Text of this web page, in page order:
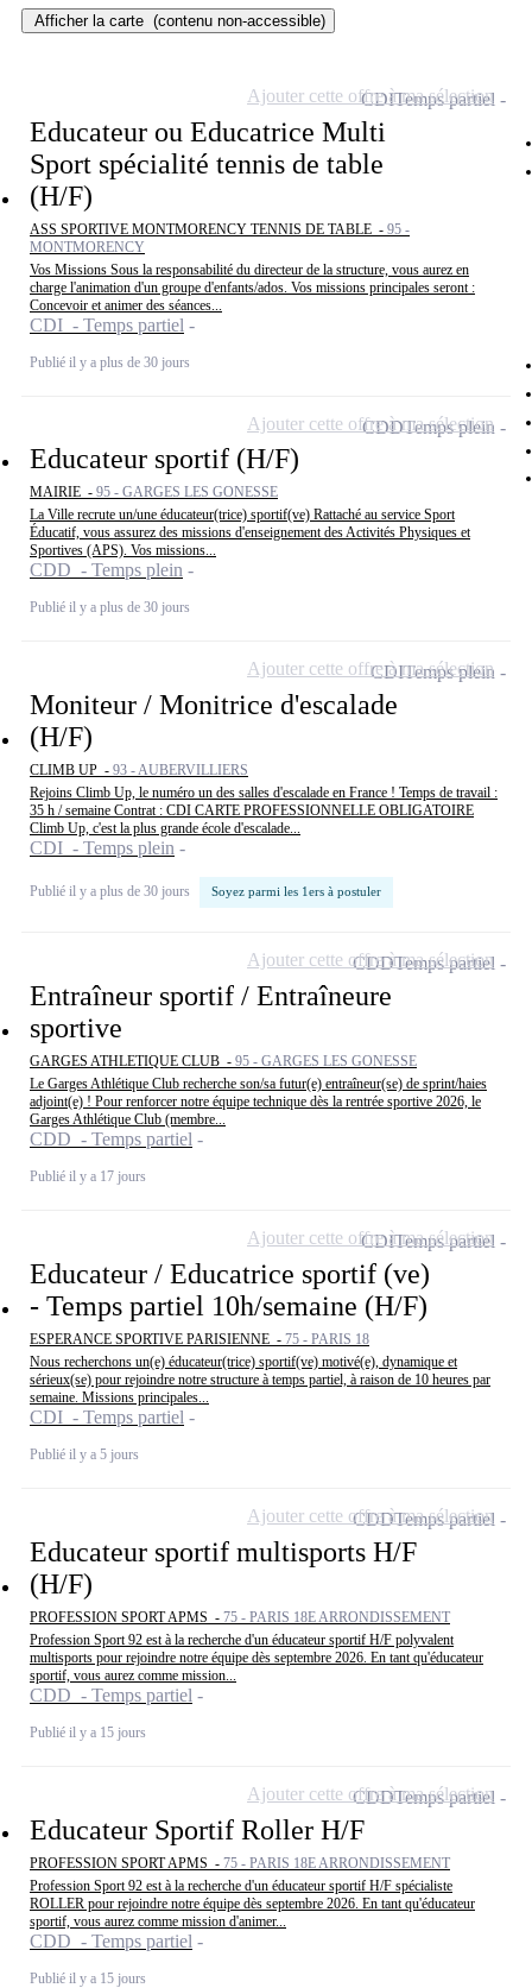
Afficher la carte (contenu non-accessible)
Educateur ou Educatrice Multi
Sport spécialité tennis de table
(H/F)
ASS SPORTIVE MONTMORENCY TENNIS DE TABLE - 95 -
MONTMORENCY
Vos Missions Sous la responsabilité du directeur de la structure, vous aurez en
charge l'animation d'un groupe d'enfants/ados. Vos missions principales seront :
Concevoir et animer des séances...
CDI - Temps partiel
Publié il y a plus de 30 jours
CDITemps partiel
Ajouter cette offre à ma sélection
Educateur sportif (H/F)
MAIRIE - 95 - GARGES LES GONESSE
La Ville recrute un/une éducateur(trice) sportif(ve) Rattaché au service Sport
Éducatif, vous assurez des missions d'enseignement des Activités Physiques et
Sportives (APS). Vos missions...
CDD - Temps plein
Publié il y a plus de 30 jours
CDDTemps plein
Ajouter cette offre à ma sélection
Moniteur / Monitrice d'escalade
(H/F)
CLIMB UP - 93 - AUBERVILLIERS
Rejoins Climb Up, le numéro un des salles d'escalade en France ! Temps de travail :
35 h / semaine Contrat : CDI CARTE PROFESSIONNELLE OBLIGATOIRE
Climb Up, c'est la plus grande école d'escalade...
CDI - Temps plein
Publié il y a plus de 30 jours Soyez parmi les 1ers à postuler
CDITemps plein
Ajouter cette offre à ma sélection
Entraîneur sportif / Entraîneure
sportive
GARGES ATHLETIQUE CLUB - 95 - GARGES LES GONESSE
Le Garges Athlétique Club recherche son/sa futur(e) entraîneur(se) de sprint/haies
adjoint(e) ! Pour renforcer notre équipe technique dès la rentrée sportive 2026, le
Garges Athlétique Club (membre...
CDD - Temps partiel
Publié il y a 17 jours
CDDTemps partiel
Ajouter cette offre à ma sélection
Educateur / Educatrice sportif (ve)
- Temps partiel 10h/semaine (H/F)
ESPERANCE SPORTIVE PARISIENNE - 75 - PARIS 18
Nous recherchons un(e) éducateur(trice) sportif(ve) motivé(e), dynamique et
sérieux(se) pour rejoindre notre structure à temps partiel, à raison de 10 heures par
semaine. Missions principales...
CDI - Temps partiel
Publié il y a 5 jours
CDITemps partiel
Ajouter cette offre à ma sélection
Educateur sportif multisports H/F
(H/F)
PROFESSION SPORT APMS - 75 - PARIS 18E ARRONDISSEMENT
Profession Sport 92 est à la recherche d'un éducateur sportif H/F polyvalent
multisports pour rejoindre notre équipe dès septembre 2026. En tant qu'éducateur
sportif, vous aurez comme mission...
CDD - Temps partiel
Publié il y a 15 jours
CDDTemps partiel
Ajouter cette offre à ma sélection
Educateur Sportif Roller H/F
PROFESSION SPORT APMS - 75 - PARIS 18E ARRONDISSEMENT
Profession Sport 92 est à la recherche d'un éducateur sportif H/F spécialiste
ROLLER pour rejoindre notre équipe dès septembre 2026. En tant qu'éducateur
sportif, vous aurez comme mission d'animer...
CDD - Temps partiel
Publié il y a 15 jours
CDDTemps partiel
Ajouter cette offre à ma sélection